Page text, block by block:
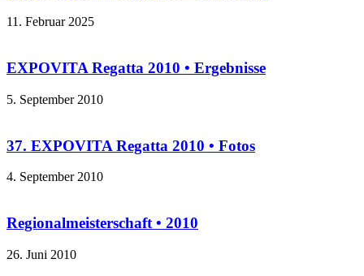
11. Februar 2025
EXPOVITA Regatta 2010 • Ergebnisse
5. September 2010
37. EXPOVITA Regatta 2010 • Fotos
4. September 2010
Regionalmeisterschaft • 2010
26. Juni 2010